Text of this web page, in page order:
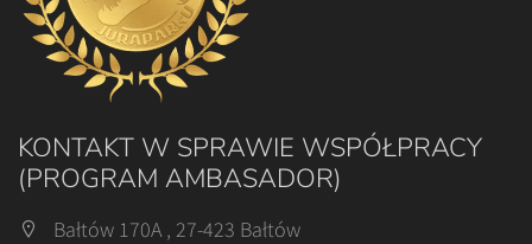
KONTAKT W SPRAWIE WSPÓŁPRACY
(PROGRAM AMBASADOR)
Bałtów 170A , 27-423 Bałtów